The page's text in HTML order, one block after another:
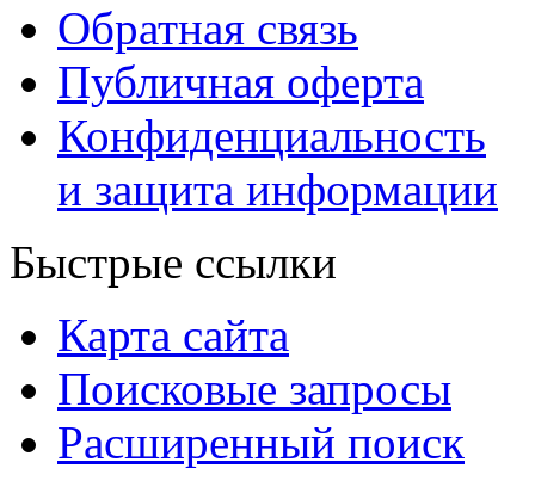
Обратная связь
Публичная оферта
Конфиденциальность
и защита информации
Быстрые ссылки
Карта сайта
Поисковые запросы
Расширенный поиск